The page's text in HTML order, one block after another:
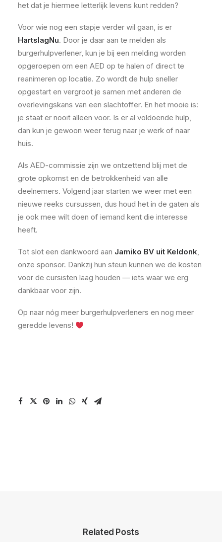
het dat je hiermee letterlijk levens kunt redden?
Voor wie nog een stapje verder wil gaan, is er
HartslagNu. Door je daar aan te melden als
burgerhulpverlener, kun je bij een melding worden
opgeroepen om een AED op te halen of direct te
reanimeren op locatie. Zo wordt de hulp sneller
opgestart en vergroot je samen met anderen de
overlevingskans van een slachtoffer. En het mooie is:
je staat er nooit alleen voor. Is er al voldoende hulp,
dan kun je gewoon weer terug naar je werk of naar
huis.
Als AED-commissie zijn we ontzettend blij met de
grote opkomst en de betrokkenheid van alle
deelnemers. Volgend jaar starten we weer met een
nieuwe reeks cursussen, dus houd het in de gaten als
je ook mee wilt doen of iemand kent die interesse
heeft.
Tot slot een dankwoord aan Jamiko BV uit Keldonk,
onze sponsor. Dankzij hun steun kunnen we de kosten
voor de cursisten laag houden — iets waar we erg
dankbaar voor zijn.
Op naar nóg meer burgerhulpverleners en nog meer
geredde levens!
Related Posts